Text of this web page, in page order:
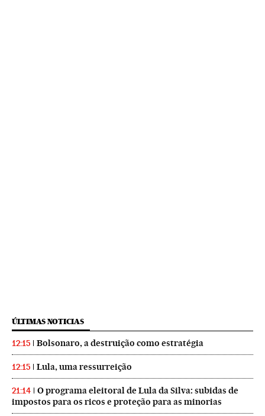
ÚLTIMAS NOTICIAS
12:15 Bolsonaro, a destruição como estratégia
12:15 Lula, uma ressurreição
21:14
O programa eleitoral de Lula da Silva: subidas de
impostos para os ricos e proteção para as minorias